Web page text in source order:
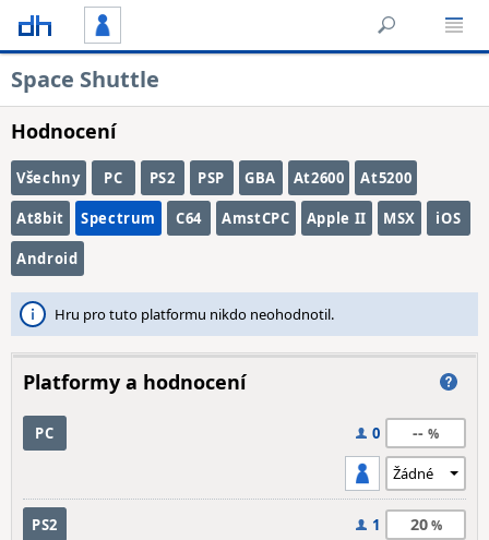
Space Shuttle
Hodnocení
Všechny PC PS2 PSP GBA At2600 At5200
At8bit Spectrum C64 AmstCPC Apple II MSX iOS
Android
Hru pro tuto platformu nikdo neohodnotil.
Platformy a hodnocení
PC 0 --
PS2 1 20